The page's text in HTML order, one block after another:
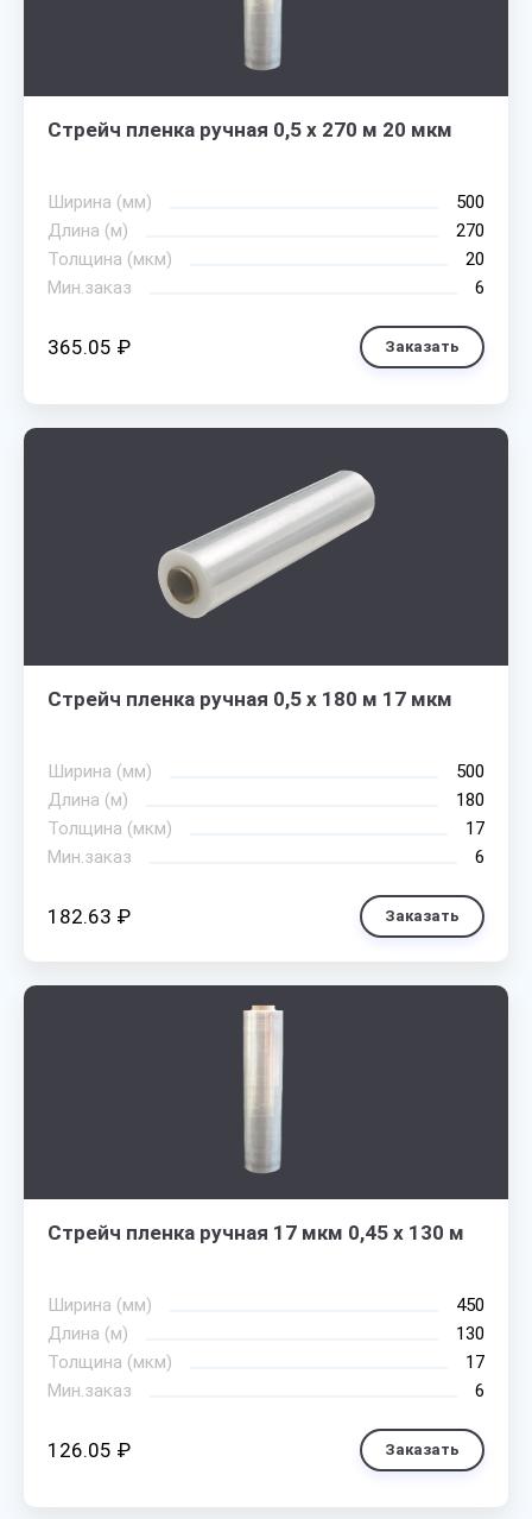
Стрейч пленка ручная 0,5 х 270 м 20 мкм
Ширина (мм)
500
Длина (м)
270
Толщина (мкм)
20
Мин.заказ
6
365.05 ₽ Заказать
Стрейч пленка ручная 0,5 х 180 м 17 мкм
Ширина (мм)
500
Длина (м)
180
Толщина (мкм)
17
Мин.заказ
6
182.63 ₽ Заказать
Стрейч пленка ручная 17 мкм 0,45 х 130 м
Ширина (мм)
450
Длина (м)
130
Толщина (мкм)
17
Мин.заказ
6
126.05 ₽ Заказать